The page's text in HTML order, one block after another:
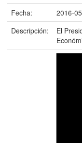
Fecha:
2016-
Descripción:
El